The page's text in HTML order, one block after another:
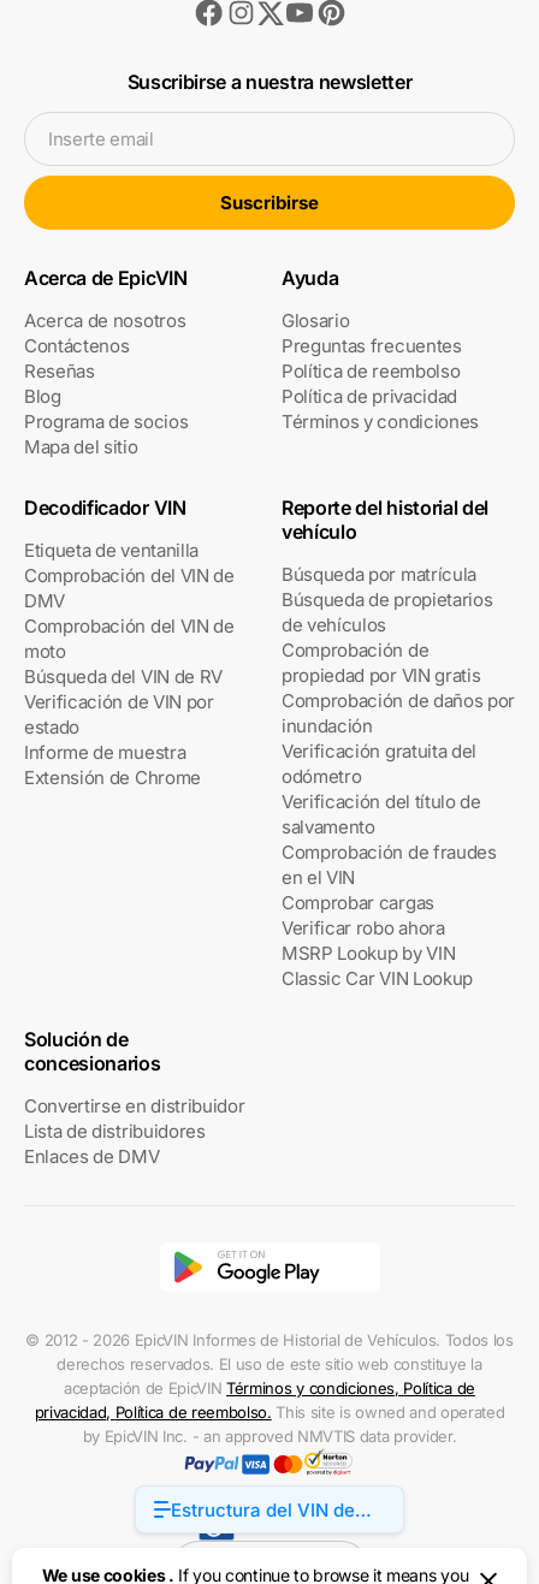
Estructura del VIN de
BMW 5 Series
Facebook
Instagram
TwitterYoutubePinterest
Suscribirse a nuestra newsletter
Inserte email
Suscribirse
Acerca de EpicVIN
Acerca de nosotros
Contáctenos
Reseñas
Blog
Programa de socios
Mapa del sitio
Ayuda
Glosario
Preguntas frecuentes
Política de reembolso
Política de privacidad
Términos y condiciones
Decodificador VIN
Etiqueta de ventanilla
Comprobación del VIN de
DMV
Comprobación del VIN de
moto
Búsqueda del VIN de RV
Verificación de VIN por
estado
Informe de muestra
Extensión de Chrome
Reporte del historial del
vehículo
Búsqueda por matrícula
Búsqueda de propietarios
de vehículos
Comprobación de
propiedad por VIN gratis
Comprobación de daños por
inundación
Verificación gratuita del
odómetro
Verificación del título de
salvamento
Comprobación de fraudes
en el VIN
Comprobar cargas
Verificar robo ahora
MSRP Lookup by VIN
Classic Car VIN Lookup
Solución de
concesionarios
Convertirse en distribuidor
Lista de distribuidores
Enlaces de DMV
© 2012 - 2026 EpicVIN Informes de Historial de Vehículos. Todos los
derechos reservados. El uso de este sitio web constituye la
aceptación de EpicVINTérminos y condiciones, Política de
privacidad, Política de reembolso. This site is owned and operated
by EpicVIN Inc. - an approved NMVTIS data provider.
Estados Unidos
Accessibility
We use cookies . If you continue to browse it means you